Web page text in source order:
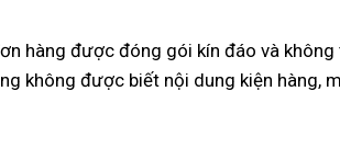
hàng được đóng gói kín đáo và
không được biết nội dung kiện hàng,